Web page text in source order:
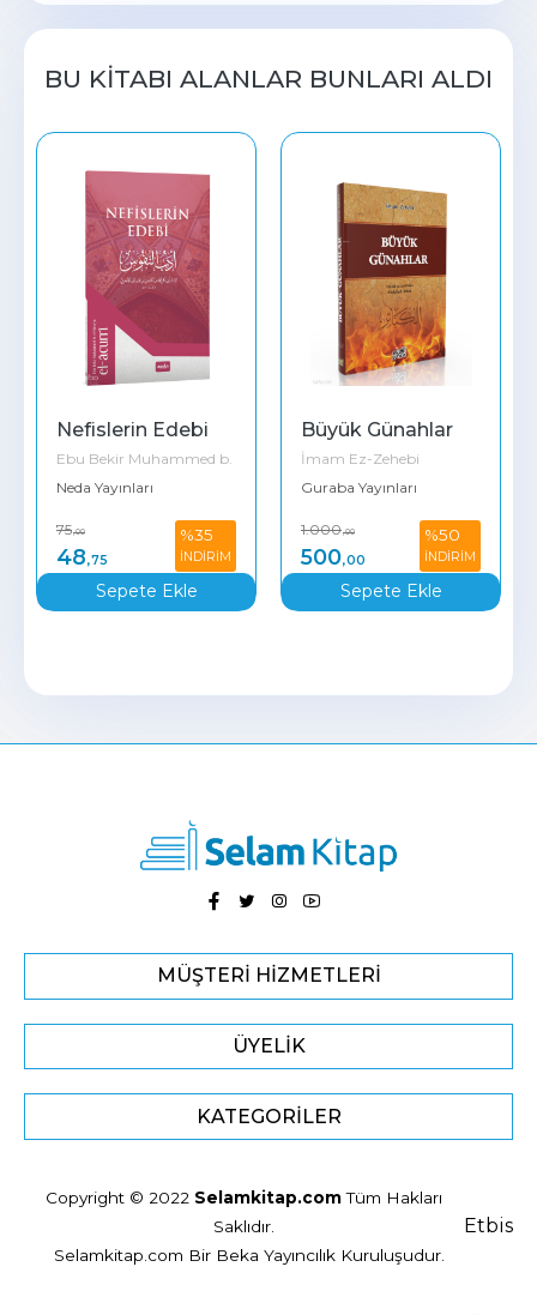
BU KITABI ALANLAR BUNLARI ALDI
Sepete Ekle
Nefislerin Edebi
Ebu Bekir Muhammed b.
el-Huseyn el-Acurrî
Neda Yayınları
%35
İNDİRİM
75,00
48,75
Sepete Ekle
Büyük Günahlar
İmam Ez-Zehebi
Guraba Yayınları
%50
İNDİRİM
1.000,00
500,00
MÜŞTERI HIZMETLERI
ÜYELIK
KATEGORILER
Copyright © 2022 Selamkitap.comTüm Hakları
Saklıdır.
Selamkitap.com Bir Beka Yayıncılık Kuruluşudur.
Etbis